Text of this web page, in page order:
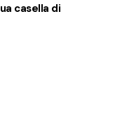
casella di